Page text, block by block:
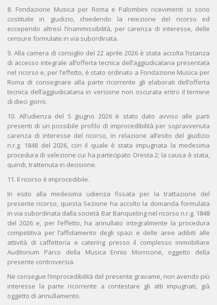
8. Fondazione Musica per Roma e Palombini ricevimenti si sono
costituite in giudizio, chiedendo la reiezione del ricorso ed
eccependo altresì l’inammissibilità, per carenza di interesse, delle
censure formulate in via subordinata.
9. Alla camera di consiglio del 22 aprile 2026 è stata accolta l’istanza
di accesso integrale all’offerta tecnica dell’aggiudicataria presentata
nel ricorso e, per l’effetto, è stato ordinato a Fondazione Musica per
Roma di consegnare alla parte ricorrente gli elaborati dell’offerta
tecnica dell’aggiudicataria in versione non oscurata entro il termine
di dieci giorni.
10. All’udienza del 5 giugno 2026 è stato dato avviso alle parti
presenti di un possibile profilo di improcedibilità per sopravvenuta
carenza di interesse del ricorso, in relazione all’esito del giudizio
n.r.g. 1848 del 2026, con il quale è stata impugnata la medesima
procedura di selezione cui ha partecipato Oresta 2; la causa è stata,
quindi, trattenuta in decisione.
11. Il ricorso è improcedibile.
In esito alla medesima udienza fissata per la trattazione del
presente ricorso, questa Sezione ha accolto la domanda formulata
in via subordinata dalla società Bar Banqueting nel ricorso n.r.g. 1848
del 2026 e, per l’effetto, ha annullato integralmente la procedura
competitiva per l’affidamento degli spazi e delle aree adibiti alle
attività di caffetteria e catering presso il complesso immobiliare
Auditorium Parco della Musica Ennio Morricone, oggetto della
presente controversia.
Ne consegue l’improcedibilità del presente gravame, non avendo più
interesse la parte ricorrente a contestare gli atti impugnati, già
oggetto di annullamento.